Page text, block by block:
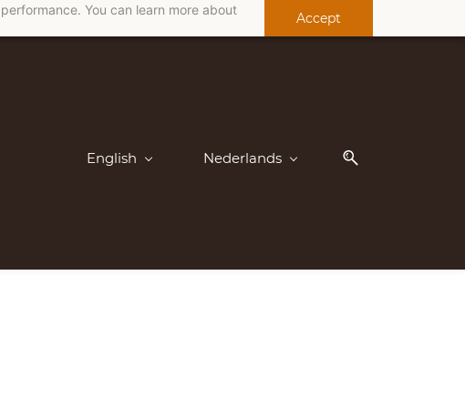
You can learn more about
Accept
English Nederlands